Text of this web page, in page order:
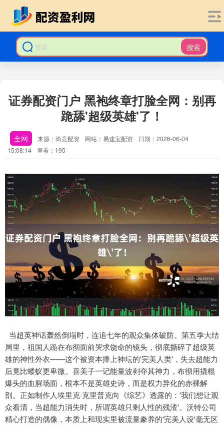
搜索
证券配资门户 黑袍终章打脸全网：别再
跪舔'超级英雄'了！
全网 来源：尚竞配资 网站：易速宝配资
日期：2026-06-04
15:08:14
查看：195
当超英神话轰然倒塌时，连追七年的观众集体破防。第五季大结
局里，祖国人跪在布彻面前哭求饶命的镜头，彻底撕碎了超级英
雄的神性外衣——这个被资本捧上神坛的'完美人类'，失去超能力
后竟比蝼蚁更卑微。喜美子一记能量波剥夺其神力，布彻用撬棍
爆头的血腥场面，根本不是英雄史诗，而是权力异化的赤裸解
剖。正如制作人埃里克·克里普克向《综艺》透露的：'我们想让观
众看清，当超能力消失时，所谓英雄只剩人性的残渣'。沃特公司
精心打造的偶像，本质上和现实里被流量豢养的'完美人设'毫无区